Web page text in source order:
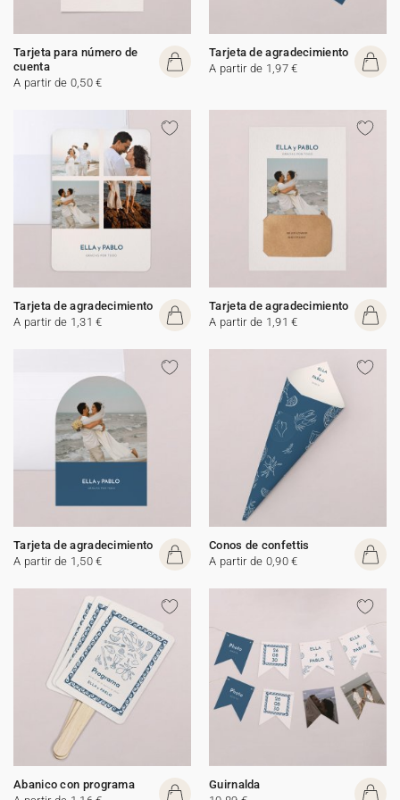
Tarjeta para número de
cuenta
A partir de 0,50 €
Tarjeta de agradecimiento
A partir de 1,97 €
Tarjeta de agradecimiento
A partir de 1,31 €
Tarjeta de agradecimiento
A partir de 1,91 €
Tarjeta de agradecimiento
A partir de 1,50 €
Conos de confettis
A partir de 0,90 €
Abanico con programa
Guirnalda